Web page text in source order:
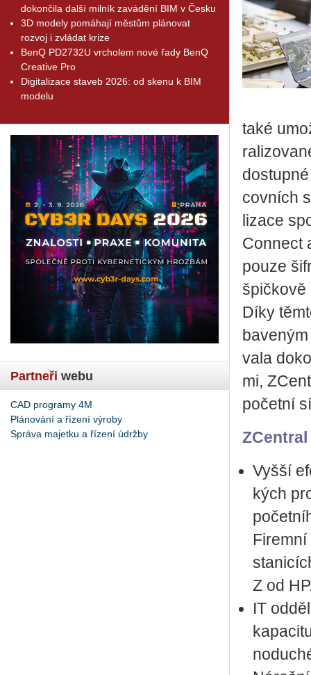
dokončila další milník zavádění BIM v Česku
3D modely pomáhají městům plánovat
rozvoj i zvládat krize
BenQ PD2732U vrcholem nové řady BenQ
Creative Pro
Digitalizace staveb 2026: od skenu k BIM
modelu
Partneři webu
CAD programy 4M
Plánování a řízení výroby
Správa majetku a řízení údržby
také
cov­ních
li­za­ce
Con­nect
pouze
špič­ko­vě
Díky
va­la
mi,
po­čet­ní
Vyšší
kých
Z od
IT